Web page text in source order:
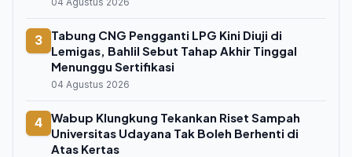
3
Tabung CNG Pengganti LPG Kini Diuji di
Lemigas, Bahlil Sebut Tahap Akhir Tinggal
Menunggu Sertifikasi
04 Agustus 2026
4 Wabup Klungkung Tekankan Riset Sampah
Universitas Udayana Tak Boleh Berhenti di
Atas Kertas